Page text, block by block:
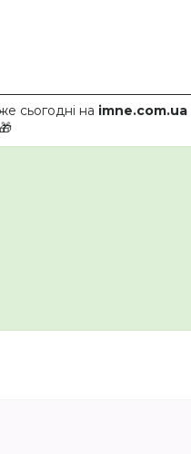
сьогодні на imne.com.ua